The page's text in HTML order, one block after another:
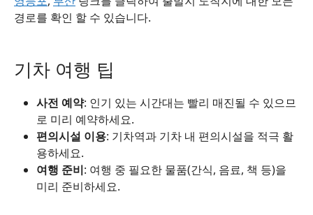
경로를 확인 할 수 있습니다.
기차 여행 팁
사전 예약: 인기 있는 시간대는 빨리 매진될 수 있으므
로 미리 예약하세요.
편의시설 이용: 기차역과 기차 내 편의시설을 적극 활
용하세요.
여행 준비: 여행 중 필요한 물품(간식, 음료, 책 등)을
미리 준비하세요.